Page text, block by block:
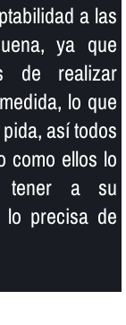
a las
ya que
de realizar
lo que
así­ todos
como ellos lo
tener a su
lo precisa de